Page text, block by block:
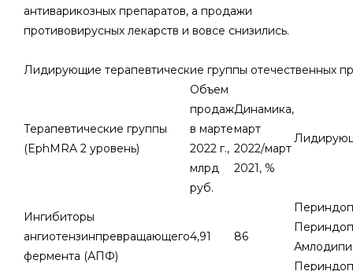
антиварикозных препаратов, а продажи
противовирусных лекарств и вовсе снизились.
Лидирующие терапевтические группы отечественных
Терапевтические группы
(EphMRA 2 уровень)
Объем
продаж
в марте
2022 г.,
млрд
руб.
Динамика,
март
2022/март
2021, %
Ингибиторы
ангиотензинпревращающего
фермента (АПФ)
4,91 86